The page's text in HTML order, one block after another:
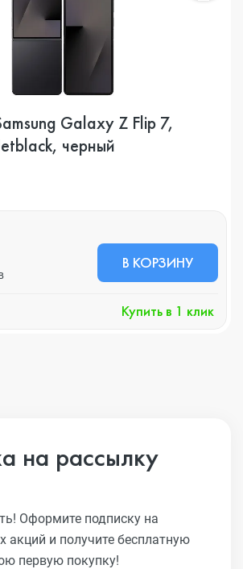
Galaxy Z Flip 7,
черный
В КОРЗИНУ
Купить в 1 клик
на рассылку
Оформите подписку на
акций и получите бесплатную
первую покупку!